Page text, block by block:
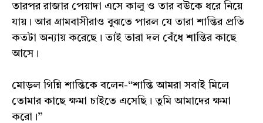
তারপর রাজার পেয়াদা এসে কালু ও তার বউকে ধরে নিয়ে
যায়। আর গ্ৰামবাসীরাও বুঝতে পারল যে তারা শান্তির প্রতি
কতটা অন্যায় করেছে। তাই তারা দল বেঁধে শান্তির কাছে
আসে।
মোড়ল গিন্নি শান্তিকে বলেন-“শান্তি আমরা সবাই মিলে
তোমার কাছে ক্ষমা চাইতে এসেছি। তুমি আমাদের ক্ষমা
করো।”